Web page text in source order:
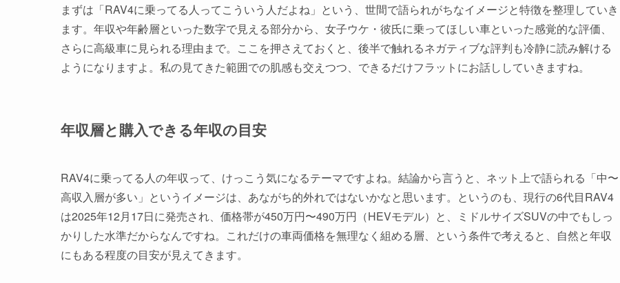
まずは「RAV4に乗ってる人ってこういう人だよね」という、世間で語られがちなイメージと特徴を整理していき
ます。年収や年齢層といった数字で見える部分から、女子ウケ・彼氏に乗ってほしい車といった感覚的な評価、
さらに高級車に見られる理由まで。ここを押さえておくと、後半で触れるネガティブな評判も冷静に読み解ける
ようになりますよ。私の見てきた範囲での肌感も交えつつ、できるだけフラットにお話ししていきますね。
年収層と購入できる年収の目安
RAV4に乗ってる人の年収って、けっこう気になるテーマですよね。結論から言うと、ネット上で語られる「中〜
高収入層が多い」というイメージは、あながち的外れではないかなと思います。というのも、現行の6代目RAV4
は2025年12月17日に発売され、価格帯が450万円〜490万円（HEVモデル）と、ミドルサイズSUVの中でもしっ
かりした水準だからなんですね。これだけの車両価格を無理なく組める層、という条件で考えると、自然と年収
にもある程度の目安が見えてきます。